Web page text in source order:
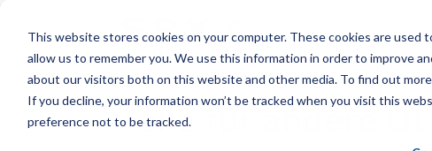
This website stores cookies on your computer. These cookies are
allow us to remember you. We use this information in order to improve
about our visitors both on this website and other media. To find out
If you decline, your information won’t be tracked when you visit this
preference not to be tracked.Teile für andere